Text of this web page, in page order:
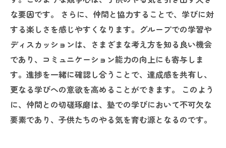
な要因です。 さらに、仲間と協力することで、学びに対
する楽しさを感じやすくなります。グループでの学習や
ディスカッションは、さまざまな考え方を知る良い機会
であり、コミュニケーション能力の向上にも寄与しま
す。進捗を一緒に確認し合うことで、達成感を共有し、
更なる学びへの意欲を高めることができます。 このよう
に、仲間との切磋琢磨は、塾での学びにおいて不可欠な
要素であり、子供たちのやる気を育む源となるのです。